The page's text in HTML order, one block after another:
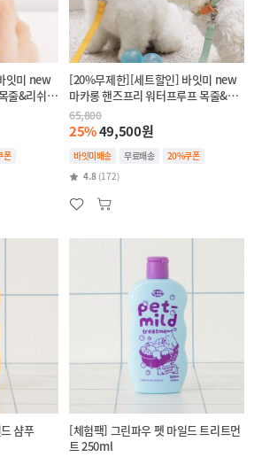
잇미 new
줄&리쉬
폰
[20%무제한][세트할인] 바잇미 new
마카롱 핸즈프리 워터프루프 목줄&리
쉬 (4 colors)
65,800
25%49,500원
바잇미배송 무료배송
20%쿠폰
4.8 (172)
샴푸
[체험팩] 그린파우 펫 마일드 트리트먼
트 250ml